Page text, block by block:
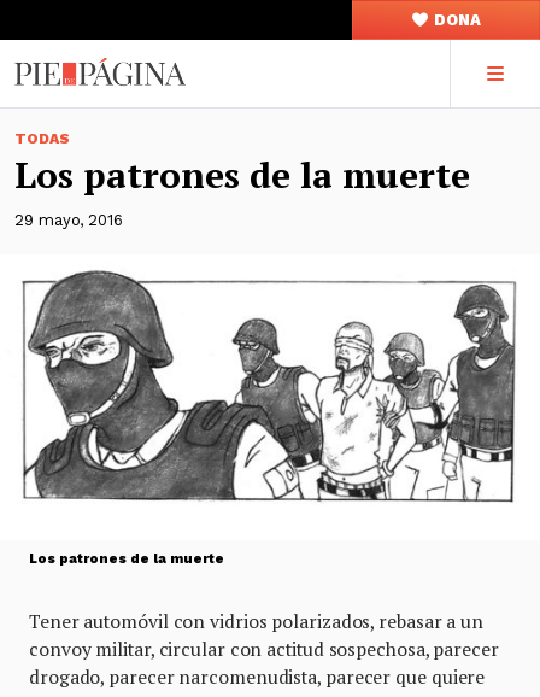
DONA
TODAS
Los patrones de la muerte
29 mayo, 2016
Los patrones de la muerte
Tener automóvil con vidrios polarizados, rebasar a un
convoy militar, circular con actitud sospechosa, parecer
drogado, parecer narcomenudista, parecer que quiere